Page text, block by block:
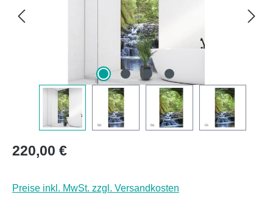
Regulärer Preis:
220,00 €
Preise inkl. MwSt. zzgl. Versandkosten